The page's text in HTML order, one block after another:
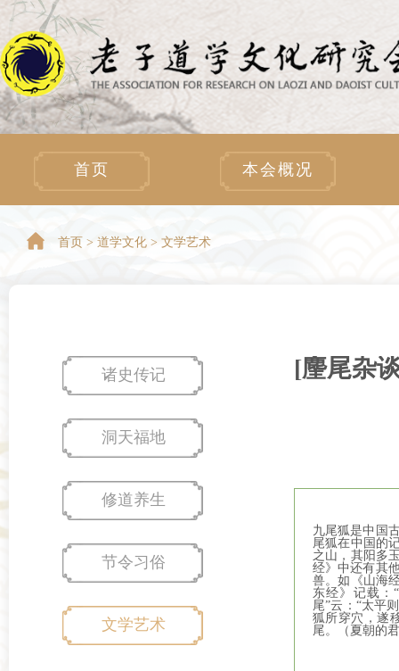
首页 本会概况
首页 > 道学文化 > 文学艺术
诸史传记
洞天福地
修道养生
节令习俗
文学艺术
[麈尾杂
九尾狐是中国
尾狐在中国的
之山，其阳多
经》中还有其
兽。如《山海
东经》记载：
尾”云：“太平
狐所穿穴，遂
尾。（夏朝的